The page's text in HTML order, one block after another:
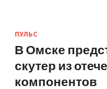
ПУЛЬС
В Омске
скутер из
компонентов